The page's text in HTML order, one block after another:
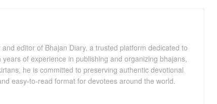
editor of Bhajan Diary, a trusted platform dedicated to
of experience in publishing and organizing bhajans,
he is committed to preserving authentic devotional
easy-to-read format for devotees around the world.